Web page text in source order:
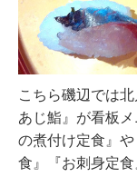
こちら磯辺では
あじ鮨』が看板
の煮付け定食』
食』『お刺身定